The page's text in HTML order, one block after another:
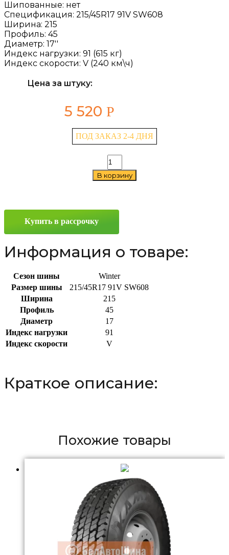
Шипованные: нет
Спецификация: 215/45R17 91V SW608
Ширина: 215
Профиль: 45
Диаметр: 17''
Индекс нагрузки: 91 (615 кг)
Индекс скорости: V (240 км\ч)
Цена за штуку:
5 520 Р
ПОД ЗАКАЗ 2-4 ДНЯ
Количество
товара
Westlake
91V
В корзину
Купить в рассрочку
Информация о товаре:
Сезон шины
Winter
Размер шины
215/45R17 91V SW608
Ширина
215
Профиль
45
Диаметр
17
Индекс нагрузки
91
Индекс скорости
V
Краткое описание:
Похожие товары